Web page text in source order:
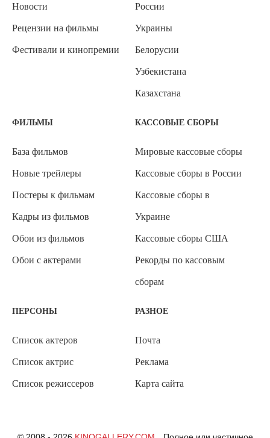
Новости
Рецензии на фильмы
Фестивали и кинопремии
России
Украины
Белорусии
Узбекистана
Казахстана
ФИЛЬМЫ
База фильмов
Новые трейлеры
Постеры к фильмам
Кадры из фильмов
Обои из фильмов
Обои с актерами
КАССОВЫЕ СБОРЫ
Мировые кассовые сборы
Кассовые сборы в России
Кассовые сборы в
Украине
Кассовые сборы США
Рекорды по кассовым
сборам
ПЕРСОНЫ
Список актеров
Список актрис
Список режиссеров
РАЗНОЕ
Почта
Реклама
Карта сайта